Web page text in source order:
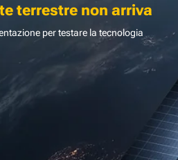
terrestre non arriva
per testare la tecnologia